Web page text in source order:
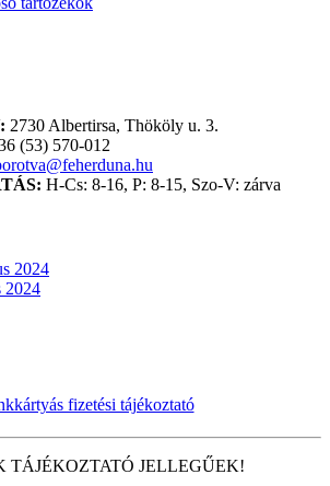
2730 Albertirsa, Thököly u. 3.
(53) 570-012
H-Cs: 8-16, P: 8-15, Szo-V: zárva
2024
2024
fizetési tájékoztató
TÁJÉKOZTATÓ JELLEGŰEK!